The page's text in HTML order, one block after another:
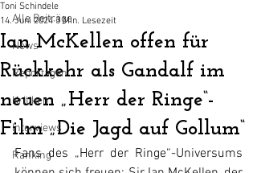
Alle Beiträge
News
Reportagen
Kritiken
Interviews
Ranking
Ian McKellen offen für
Rückkehr als Gandalf im
neuen „Herr der Ringe“-
Film „Die Jagd auf Gollum“
Toni Schindele
14. Juni 2024 3 Min. Lesezeit
Fans des „Herr der Ringe“-Universums